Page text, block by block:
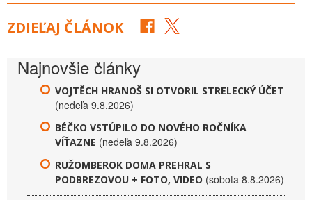
ZDIEĽAJ ČLÁNOK
Najnovšie články
VOJTĚCH HRANOŠ SI OTVORIL STRELECKÝ ÚČET
(nedeľa 9.8.2026)
BÉČKO VSTÚPILO DO NOVÉHO ROČNÍKA
VÍŤAZNE (nedeľa 9.8.2026)
RUŽOMBEROK DOMA PREHRAL S
PODBREZOVOU + FOTO, VIDEO (sobota 8.8.2026)